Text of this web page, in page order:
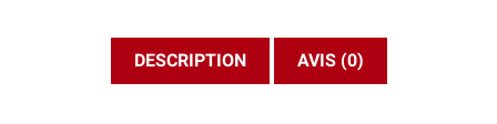
DESCRIPTION AVIS (0)